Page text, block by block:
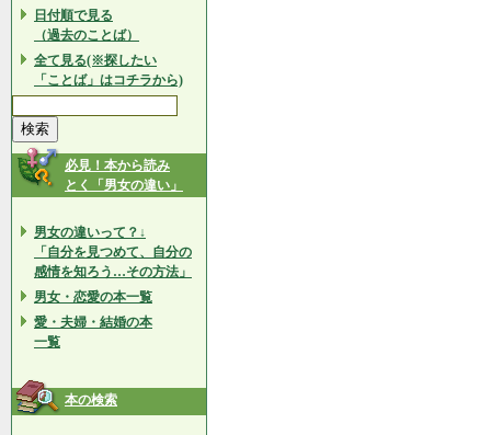
日付順で見る
（過去のことば）
全て見る(※探したい
「ことば」はコチラから)
必見！本から読み
とく「男女の違い」
男女の違いって？↓
「自分を見つめて、自分の
感情を知ろう…その方法」
男女・恋愛の本一覧
愛・夫婦・結婚の本
一覧
本の検索